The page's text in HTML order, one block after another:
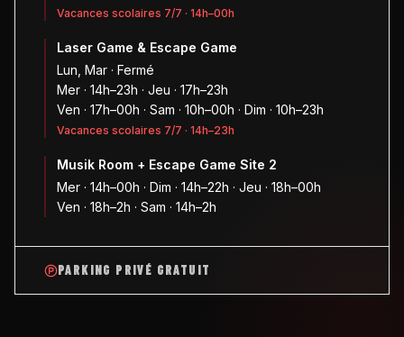
Vacances scolaires 7/7 · 14h–00h
Laser Game & Escape Game
Lun, Mar · Fermé
Mer · 14h–23h · Jeu · 17h–23h
Ven · 17h–00h · Sam · 10h–00h · Dim · 10h–23h
Vacances scolaires 7/7 · 14h–23h
Musik Room + Escape Game Site 2
Mer · 14h–00h · Dim · 14h–22h · Jeu · 18h–00h
Ven · 18h–2h · Sam · 14h–2h
PARKING PRIVÉ GRATUIT